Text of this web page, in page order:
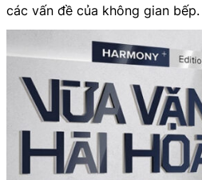
các vấn đề của không gian bếp.